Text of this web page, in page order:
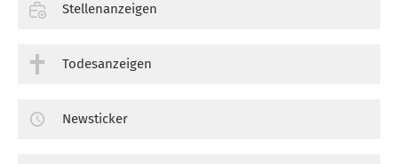
Stellenanzeigen
Todesanzeigen
Newsticker